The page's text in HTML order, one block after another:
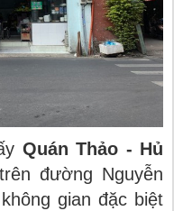
Quán Thảo - Hủ
đường Nguyễn
gian đặc biệt